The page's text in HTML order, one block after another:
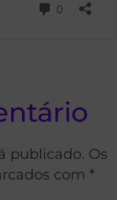
publicado. Os
com *